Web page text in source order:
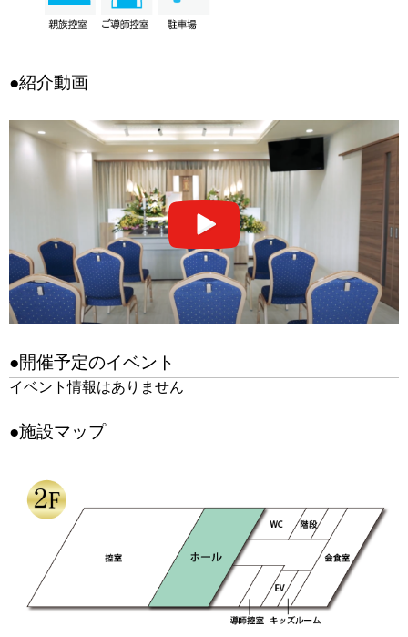
●紹介動画
●開催予定のイベント
イベント情報はありません
●施設マップ